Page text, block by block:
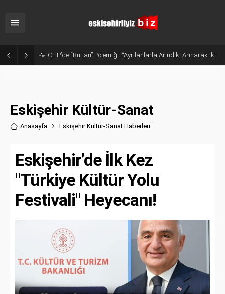
CHP’de “Butlan” Polemiği: “Ayrılanlarla Arındık, Arınarak İktidar Olacağız”
Eskişehir Kültür-Sanat
Anasayfa Eskişehir Kültür-Sanat Haberleri
Eskişehir’de İlk Kez
"Türkiye Kültür Yolu
Festivali" Heyecanı!